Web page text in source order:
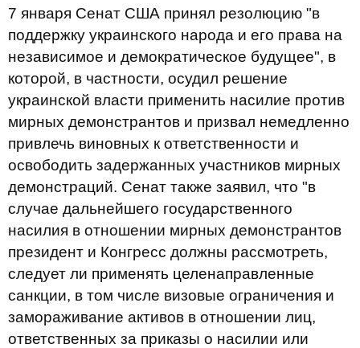
7 января Сенат США принял резолюцию "в
поддержку украинского народа и его права на
независимое и демократическое будущее", в
которой, в частности, осудил решение
украинской власти применить насилие против
мирных демонстрантов и призвал немедленно
привлечь виновных к ответственности и
освободить задержанных участников мирных
демонстраций. Сенат также заявил, что "в
случае дальнейшего государственного
насилия в отношении мирных демонстрантов
президент и Конгресс должны рассмотреть,
следует ли применять целенаправленные
санкции, в том числе визовые ограничения и
замораживание активов в отношении лиц,
ответственных за приказы о насилии или